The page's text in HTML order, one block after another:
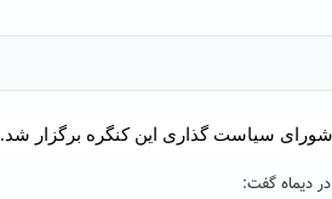
سیاست گذاری این کنگره برگزار شد.
دیماه گفت: